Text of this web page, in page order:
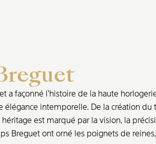
a façonné l’histoire de la haute
élégance intemporelle. De la création du
est marqué par la vision, la
Breguet ont orné les poignets de reines,